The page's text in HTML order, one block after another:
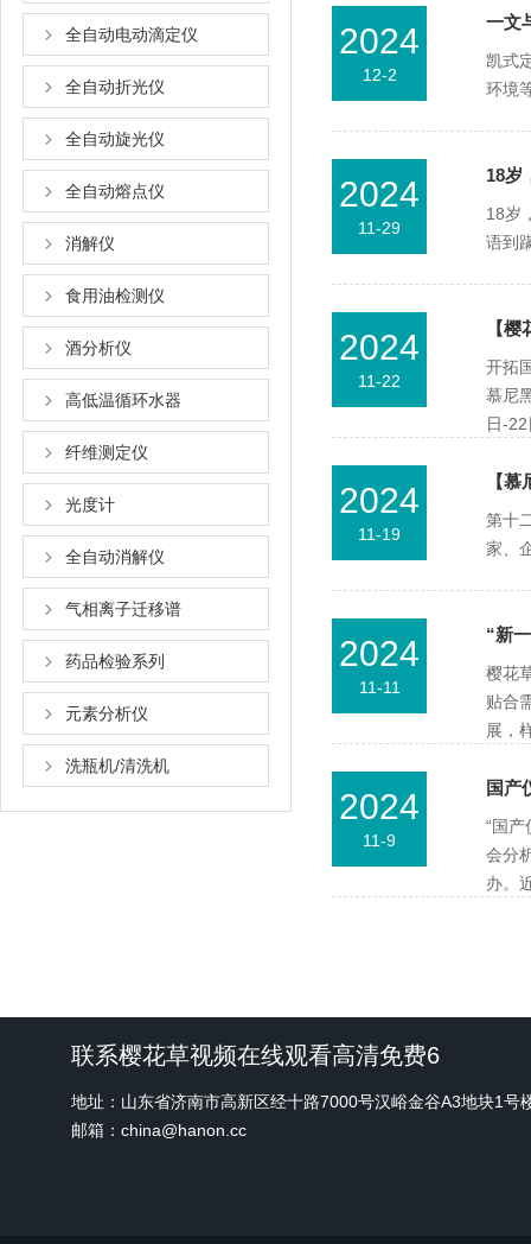
全自动电动滴定仪
全自动折光仪
全自动旋光仪
全自动熔点仪
消解仪
食用油检测仪
酒分析仪
高低温循环水器
纤维测定仪
光度计
全自动消解仪
气相离子迁移谱
药品检验系列
元素分析仪
洗瓶机/清洗机
2024
12-2
一文
凯式
环境等
2024
11-29
18岁
18岁
语到蹒
2024
11-22
【
开拓
慕尼
日-22
2024
11-19
【
第十
家
2024
11-11
“新一
樱花
贴合
展
2024
11-9
国产
“国产
会分
办
联系樱花草视频在线观看高清免费6
地址：山东省济南市高新区经十路7000号汉峪金谷A3地块1号
邮箱：china@hanon.cc